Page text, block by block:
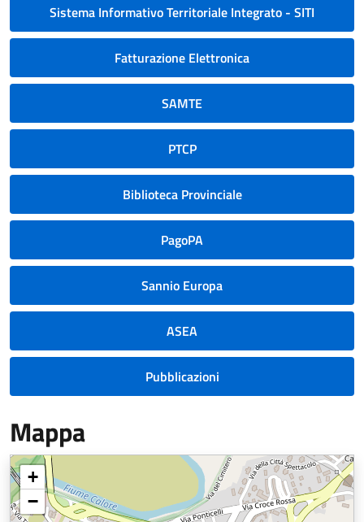
Sistema Informativo Territoriale Integrato - SITI
Fatturazione Elettronica
SAMTE
PTCP
Biblioteca Provinciale
PagoPA
Sannio Europa
ASEA
Pubblicazioni
Mappa
+
−